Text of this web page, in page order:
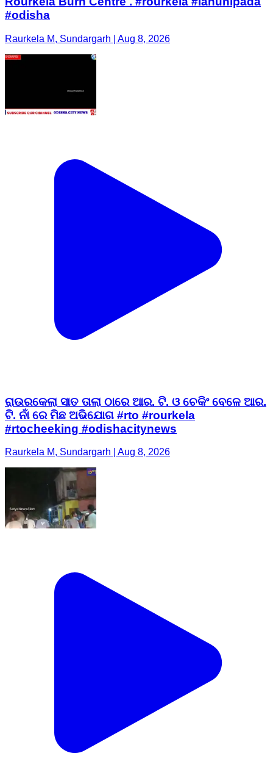
#odisha
Raurkela M, Sundargarh | Aug 8, 2026
ରାଉରକେଲା ସାତ ତାଲା ଠାରେ ଆର. ଟି. ଓ ଚେକିଂ ବେଳେ ଆର.
ଟି. ନାଁ ରେ ମିଛ ଅଭିଯୋଗ #rto #rourkela
#rtocheeking #odishacitynews
Raurkela M, Sundargarh | Aug 8, 2026